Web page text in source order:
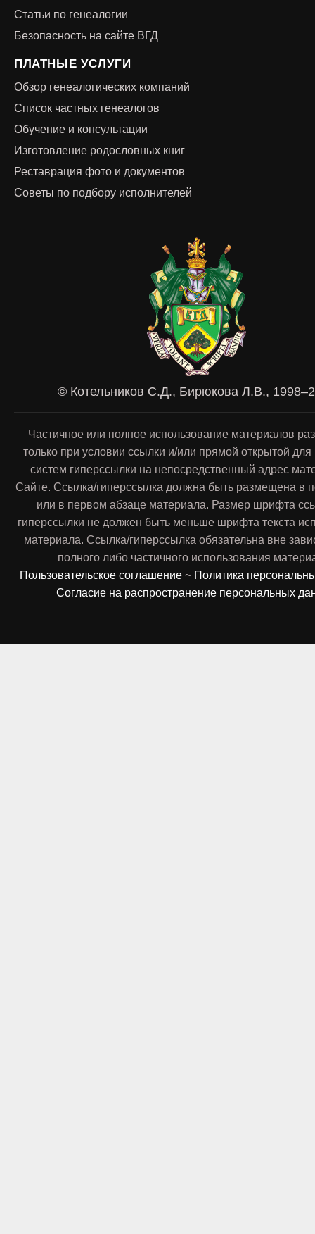
Статьи по генеалогии
Безопасность на сайте ВГД
ПЛАТНЫЕ УСЛУГИ
Обзор генеалогических компаний
Список частных генеалогов
Обучение и консультации
Изготовление родословных книг
Реставрация фото и документов
Советы по подбору исполнителей
© Котельников С.Д., Бирюкова Л.В.,
Частичное или полное использование материалов
только при условии ссылки и/или прямой открытой
систем гиперссылки на непосредственный адрес
Сайте. Ссылка/гиперссылка должна быть размещена в
или в первом абзаце материала. Размер шрифта
гиперссылки не должен быть меньше шрифта текста
материала. Ссылка/гиперссылка обязательна вне
полного либо частичного использования
Пользовательское соглашение ~ Политика
Согласие на распространение персональных